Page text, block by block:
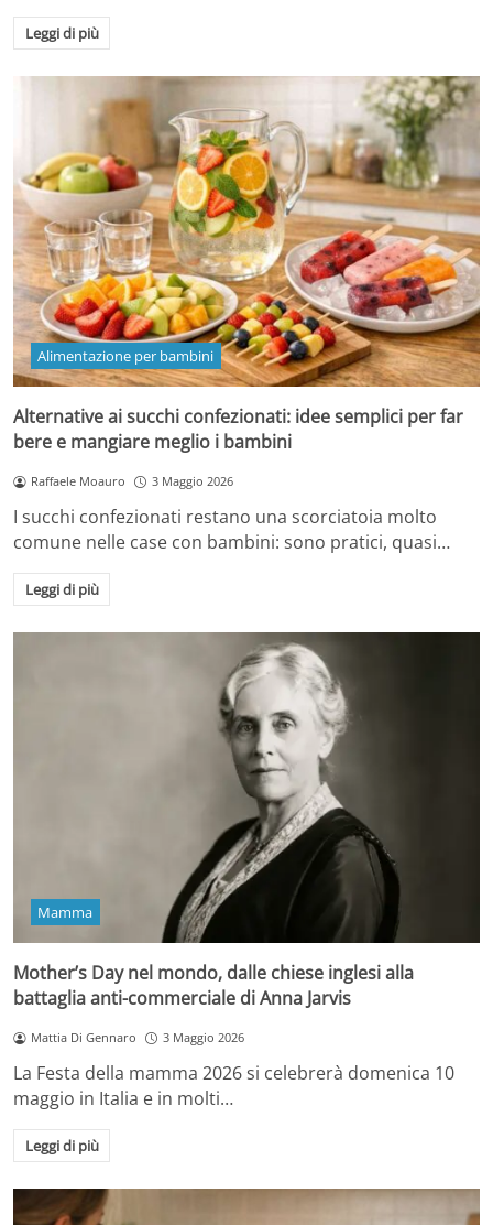
Leggi di più
Alimentazione per bambini
Alternative ai succhi confezionati: idee semplici per far
bere e mangiare meglio i bambini
Raffaele Moauro 3 Maggio 2026
I succhi confezionati restano una scorciatoia molto
comune nelle case con bambini: sono pratici, quasi…
Leggi di più
Mamma
Mother’s Day nel mondo, dalle chiese inglesi alla
battaglia anti-commerciale di Anna Jarvis
Mattia Di Gennaro 3 Maggio 2026
La Festa della mamma 2026 si celebrerà domenica 10
maggio in Italia e in molti…
Leggi di più